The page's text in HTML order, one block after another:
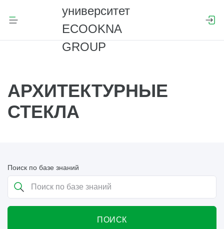
АРХИТЕКТУРНЫЕ
СТЕКЛА
Поиск по базе знаний